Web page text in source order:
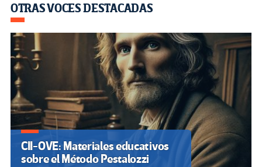
OTRAS VOCES DESTACADAS
CII-OVE: Materiales educativos
sobre el Método Pestalozzi